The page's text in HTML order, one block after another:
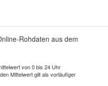
Rohdaten aus dem
von 0 bis 24 Uhr
Mittelwert gilt als vorläufiger